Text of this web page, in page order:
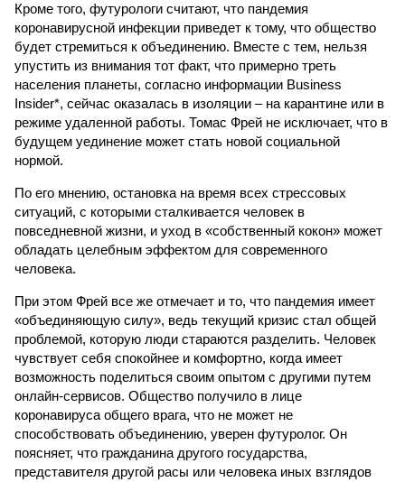
Кроме того, футурологи считают, что пандемия
коронавирусной инфекции приведет к тому, что общество
будет стремиться к объединению. Вместе с тем, нельзя
упустить из внимания тот факт, что примерно треть
населения планеты, согласно информации Business
Insider*, сейчас оказалась в изоляции – на карантине или в
режиме удаленной работы. Томас Фрей не исключает, что в
будущем уединение может стать новой социальной
нормой.
По его мнению, остановка на время всех стрессовых
ситуаций, с которыми сталкивается человек в
повседневной жизни, и уход в «собственный кокон» может
обладать целебным эффектом для современного
человека.
При этом Фрей все же отмечает и то, что пандемия имеет
«объединяющую силу», ведь текущий кризис стал общей
проблемой, которую люди стараются разделить. Человек
чувствует себя спокойнее и комфортно, когда имеет
возможность поделиться своим опытом с другими путем
онлайн-сервисов. Общество получило в лице
коронавируса общего врага, что не может не
способствовать объединению, уверен футуролог. Он
поясняет, что гражданина другого государства,
представителя другой расы или человека иных взглядов